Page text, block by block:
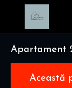
Apartament
Această